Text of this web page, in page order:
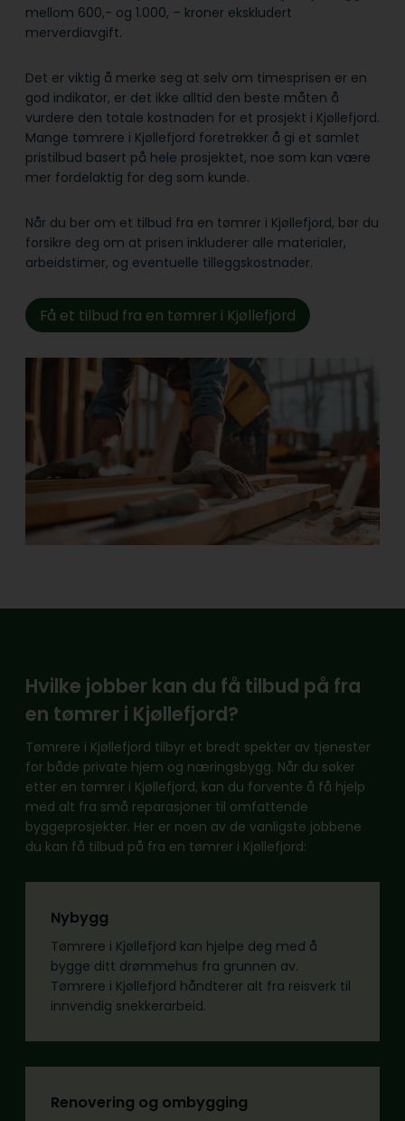
mellom 600,- og 1.000, – kroner ekskludert
merverdiavgift.
Det er viktig å merke seg at selv om timesprisen er en
god indikator, er det ikke alltid den beste måten å
vurdere den totale kostnaden for et prosjekt i Kjøllefjord.
Mange tømrere i Kjøllefjord foretrekker å gi et samlet
pristilbud basert på hele prosjektet, noe som kan være
mer fordelaktig for deg som kunde.
Når du ber om et tilbud fra en tømrer i Kjøllefjord, bør du
forsikre deg om at prisen inkluderer alle materialer,
arbeidstimer, og eventuelle tilleggskostnader.
Få et tilbud fra en tømrer i Kjøllefjord
Hvilke jobber kan du få tilbud på fra
en tømrer i Kjøllefjord?
Tømrere i Kjøllefjord tilbyr et bredt spekter av tjenester
for både private hjem og næringsbygg. Når du søker
etter en tømrer i Kjøllefjord, kan du forvente å få hjelp
med alt fra små reparasjoner til omfattende
byggeprosjekter. Her er noen av de vanligste jobbene
du kan få tilbud på fra en tømrer i Kjøllefjord:
Nybygg
Tømrere i Kjøllefjord kan hjelpe deg med å
bygge ditt drømmehus fra grunnen av.
Tømrere i Kjøllefjord håndterer alt fra reisverk til
innvendig snekkerarbeid.
Renovering og ombygging